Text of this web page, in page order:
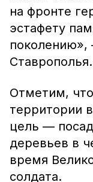
на фронте
эстафету
Ставрополья.
Отметим,
территории
цель —
деревьев в
время
солдата.